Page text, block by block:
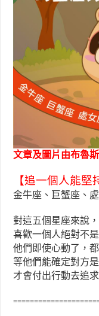
文章及圖片由布魯
【追一個人能堅
金牛座、巨蟹座、
對這五個星座來說，
喜歡一個人絕對不
他們即使心動了，
等他們能確定對方
才會付出行動去追求